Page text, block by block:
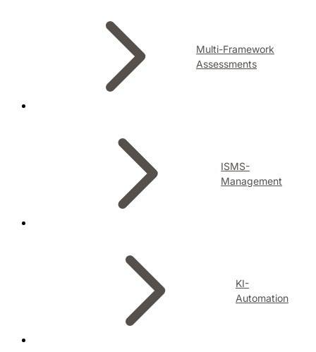
Multi-Framework
Assessments
ISMS-
Management
KI-
Automation